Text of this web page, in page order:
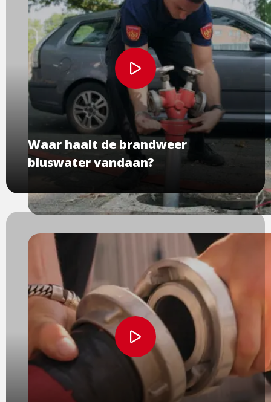
Bekijk
video
Waar haalt de brandweer
bluswater vandaan?
Bekijk
video